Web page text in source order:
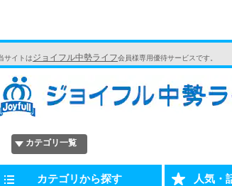
サイトはジョイフル中勢ライフ会員様専用優待サービスです。
カテゴリ一覧
カテゴリから探す 人気・